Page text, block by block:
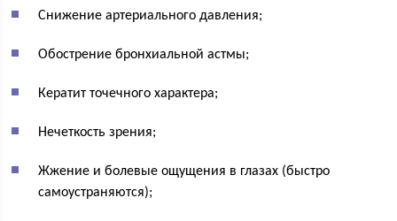
Снижение артериального давления;
Обострение бронхиальной астмы;
Кератит точечного характера;
Нечеткость зрения;
Жжение и болевые ощущения в глазах (быстро
самоустраняются);